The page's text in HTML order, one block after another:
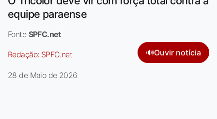
equipe paraense
Fonte SPFC.net
Redação: SPFC.net 🔊Ouvir notícia
28 de Maio de 2026